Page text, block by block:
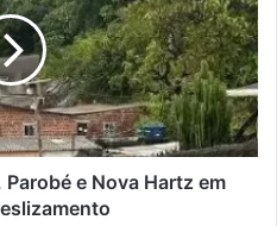
e Nova Hartz em